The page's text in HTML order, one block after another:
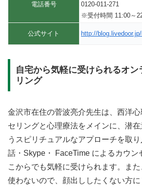
電話番号
0120-011-271
※受付時間 11:00～
公式サイト http://
自宅から気軽に受けられるオン
リング
金沢市在住の菅波亮介先生は、西洋
セリングと心理療法をメインに、潜
うスピリチュアルなアプローチを取
話・Skype・ FaceTime によるカウン
こからでも気軽に受けられます。ま
使わないので、顔出ししたくない方に